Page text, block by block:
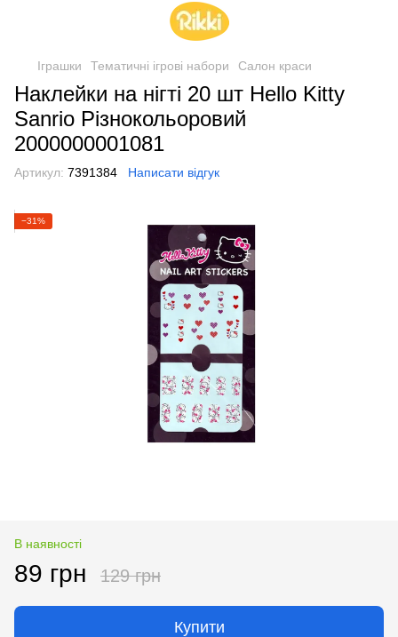
Іграшки Тематичні ігрові набори Салон краси
Наклейки на нігті 20 шт Hello Kitty
Sanrio Різнокольоровий
2000000001081
Артикул: 7391384 Написати відгук
−31%
В наявності
89 грн 129 грн
Купити